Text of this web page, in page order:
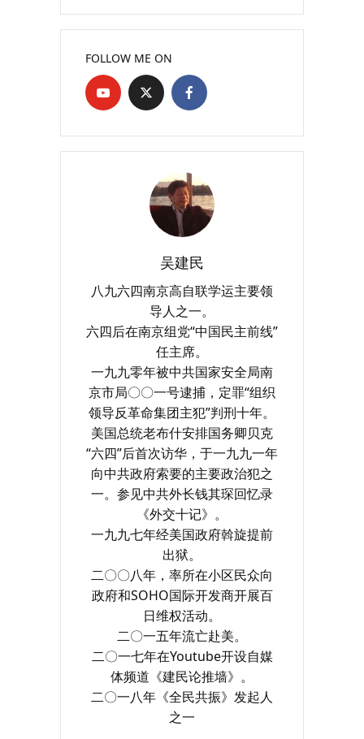
FOLLOW ME ON
吴建民
八九六四南京高自联学运主要领
导人之一。
六四后在南京组党“中国民主前线”
任主席。
一九九零年被中共国家安全局南
京市局〇〇一号逮捕，定罪“组织
领导反革命集团主犯”判刑十年。
美国总统老布什安排国务卿贝克
“六四”后首次访华，于一九九一年
向中共政府索要的主要政治犯之
一。参见中共外长钱其琛回忆录
《外交十记》。
一九九七年经美国政府斡旋提前
出狱。
二〇〇八年，率所在小区民众向
政府和SOHO国际开发商开展百
日维权活动。
二〇一五年流亡赴美。
二〇一七年在Youtube开设自媒
体频道《建民论推墙》。
二〇一八年《全民共振》发起人
之一